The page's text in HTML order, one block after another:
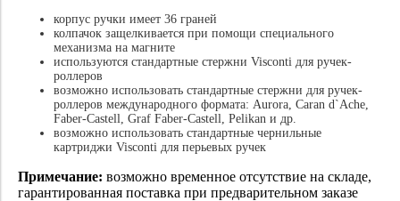
корпус ручки имеет 36 граней
колпачок защелкивается при помощи специального
механизма на магните
используются стандартные стержни Visconti для ручек-
роллеров
возможно использовать стандартные стержни для ручек-
роллеров международного формата: Aurora, Caran d`Ache,
Faber-Castell, Graf Faber-Castell, Pelikan и др.
возможно использовать стандартные чернильные
картриджи Visconti для перьевых ручек
Примечание: возможно временное отсутствие на складе,
гарантированная поставка при предварительном заказе